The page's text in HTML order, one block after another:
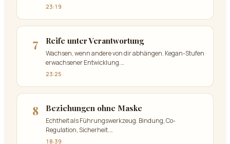
23:19
7 Reife unter Verantwortung
Wachsen, wenn andere von dir abhängen. Kegan-Stufen
erwachsener Entwicklung.…
23:25
8 Beziehungen ohne Maske
Echtheit als Führungswerkzeug. Bindung, Co-
Regulation, Sicherheit.…
18:39